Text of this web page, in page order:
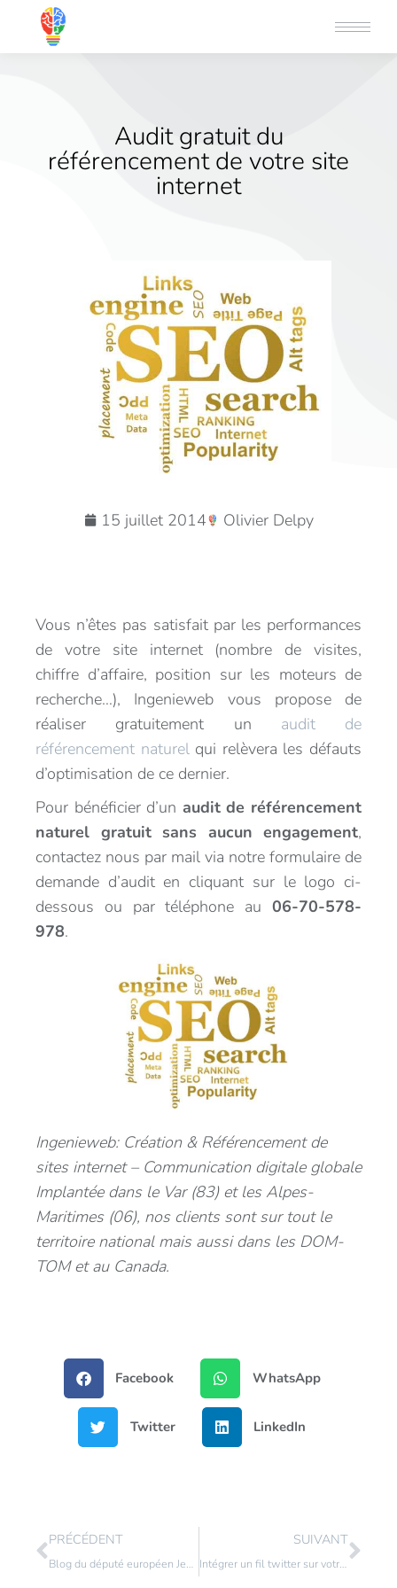
Audit gratuit du
référencement de votre site
internet
15 juillet 2014 Olivier Delpy
Vous n’êtes pas satisfait par les performances
de votre site internet (nombre de visites,
chiffre d’affaire, position sur les moteurs de
recherche…), Ingenieweb vous propose de
réaliser gratuitement un audit de
référencement naturelqui relèvera les défauts
d’optimisation de ce dernier.
Pour bénéficier d’un audit de référencement
naturel gratuit sans aucun engagement,
contactez nous par mail via notre formulaire de
demande d’audit en cliquant sur le logo ci-
dessous ou par téléphone au 06-70-578-
978.
Ingenieweb: Création & Référencement de
sites internet – Communication digitale globale
Implantée dans le Var (83) et les Alpes-
Maritimes (06), nos clients sont sur tout le
territoire national mais aussi dans les DOM-
TOM et au Canada.
Facebook WhatsApp
Twitter LinkedIn
PRÉCÉDENT
Blog du député européen Jean-Pierre AUDY
SUIVANT
Intégrer un fil twitter sur votre page web